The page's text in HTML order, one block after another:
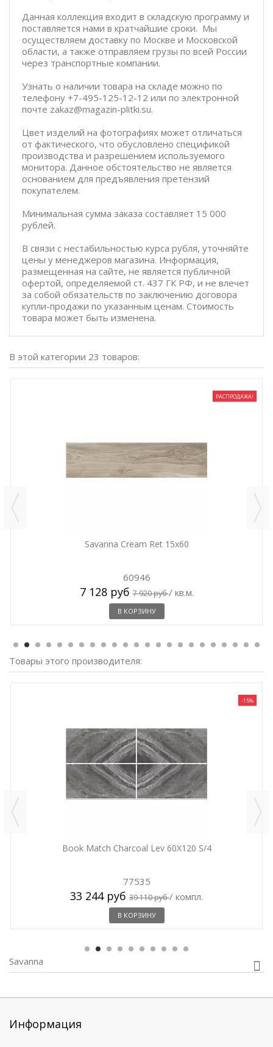
Данная коллекция входит в складскую программу и
поставляется нами в кратчайшие сроки. Мы
осуществляем доставку по Москве и Московской
области, а также отправляем грузы по всей России
через транспортные компании.
Узнать о наличии товара на складе можно по
телефону +7-495-125-12-12 или по электронной
почте zakaz@magazin-plitki.su.
Цвет изделий на фотографиях может отличаться
от фактического, что обусловлено спецификой
производства и разрешением используемого
монитора. Данное обстоятельство не является
основанием для предъявления претензий
покупателем.
Минимальная сумма заказа составляет 15 000
рублей.
В связи с нестабильностью курса рубля, уточняйте
цены у менеджеров магазина. Информация,
размещенная на сайте, не является публичной
офертой, определяемой ст. 437 ГК РФ, и не влечет
за собой обязательств по заключению договора
купли-продажи по указанным ценам. Стоимость
товара может быть изменена.
В этой категории 23 товаров:
РАСПРОДАЖА!
Savanna Cream Ret 15x60
60946
7 128 руб7 920 руб/ кв.м.
В КОРЗИНУ
Товары этого производителя:
-15%
Book Match Charcoal Lev 60X120 S/4
77535
33 244 руб 39 110 руб/ компл.
В КОРЗИНУ
Savanna
Информация